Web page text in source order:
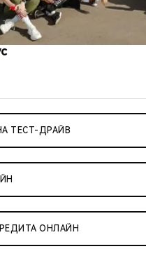
ТЕСТ-ДРАЙВ
ОНЛАЙН